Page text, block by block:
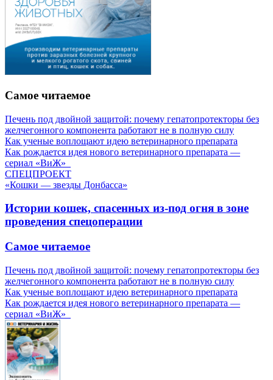
Самое читаемое
Печень под двойной защитой: почему гепатопротекторы без
желчегонного компонента работают не в полную силу
Как ученые воплощают идею ветеринарного препарата
Как рождается идея нового ветеринарного препарата —
сериал «ВиЖ»
СПЕЦПРОЕКТ
«Кошки — звезды Донбасса»
Истории кошек, спасенных из-под огня в зоне
проведения спецоперации
Самое читаемое
Печень под двойной защитой: почему гепатопротекторы без
желчегонного компонента работают не в полную силу
Как ученые воплощают идею ветеринарного препарата
Как рождается идея нового ветеринарного препарата —
сериал «ВиЖ»